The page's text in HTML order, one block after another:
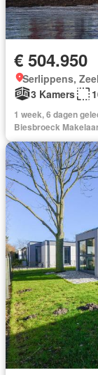
€ 504.950
Serlippens,
3 Kamers
1 week, 6 dagen
Biesbroeck